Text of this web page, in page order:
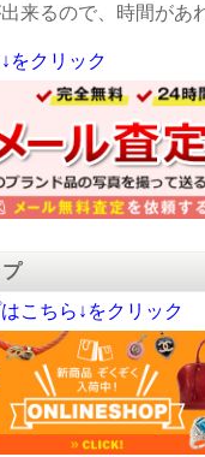
来るので、時間があ
をクリック
こちら↓をクリック